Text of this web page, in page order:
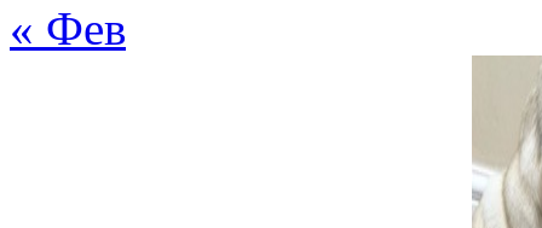
поставьте галочку если хотите получать на почту
« Фев